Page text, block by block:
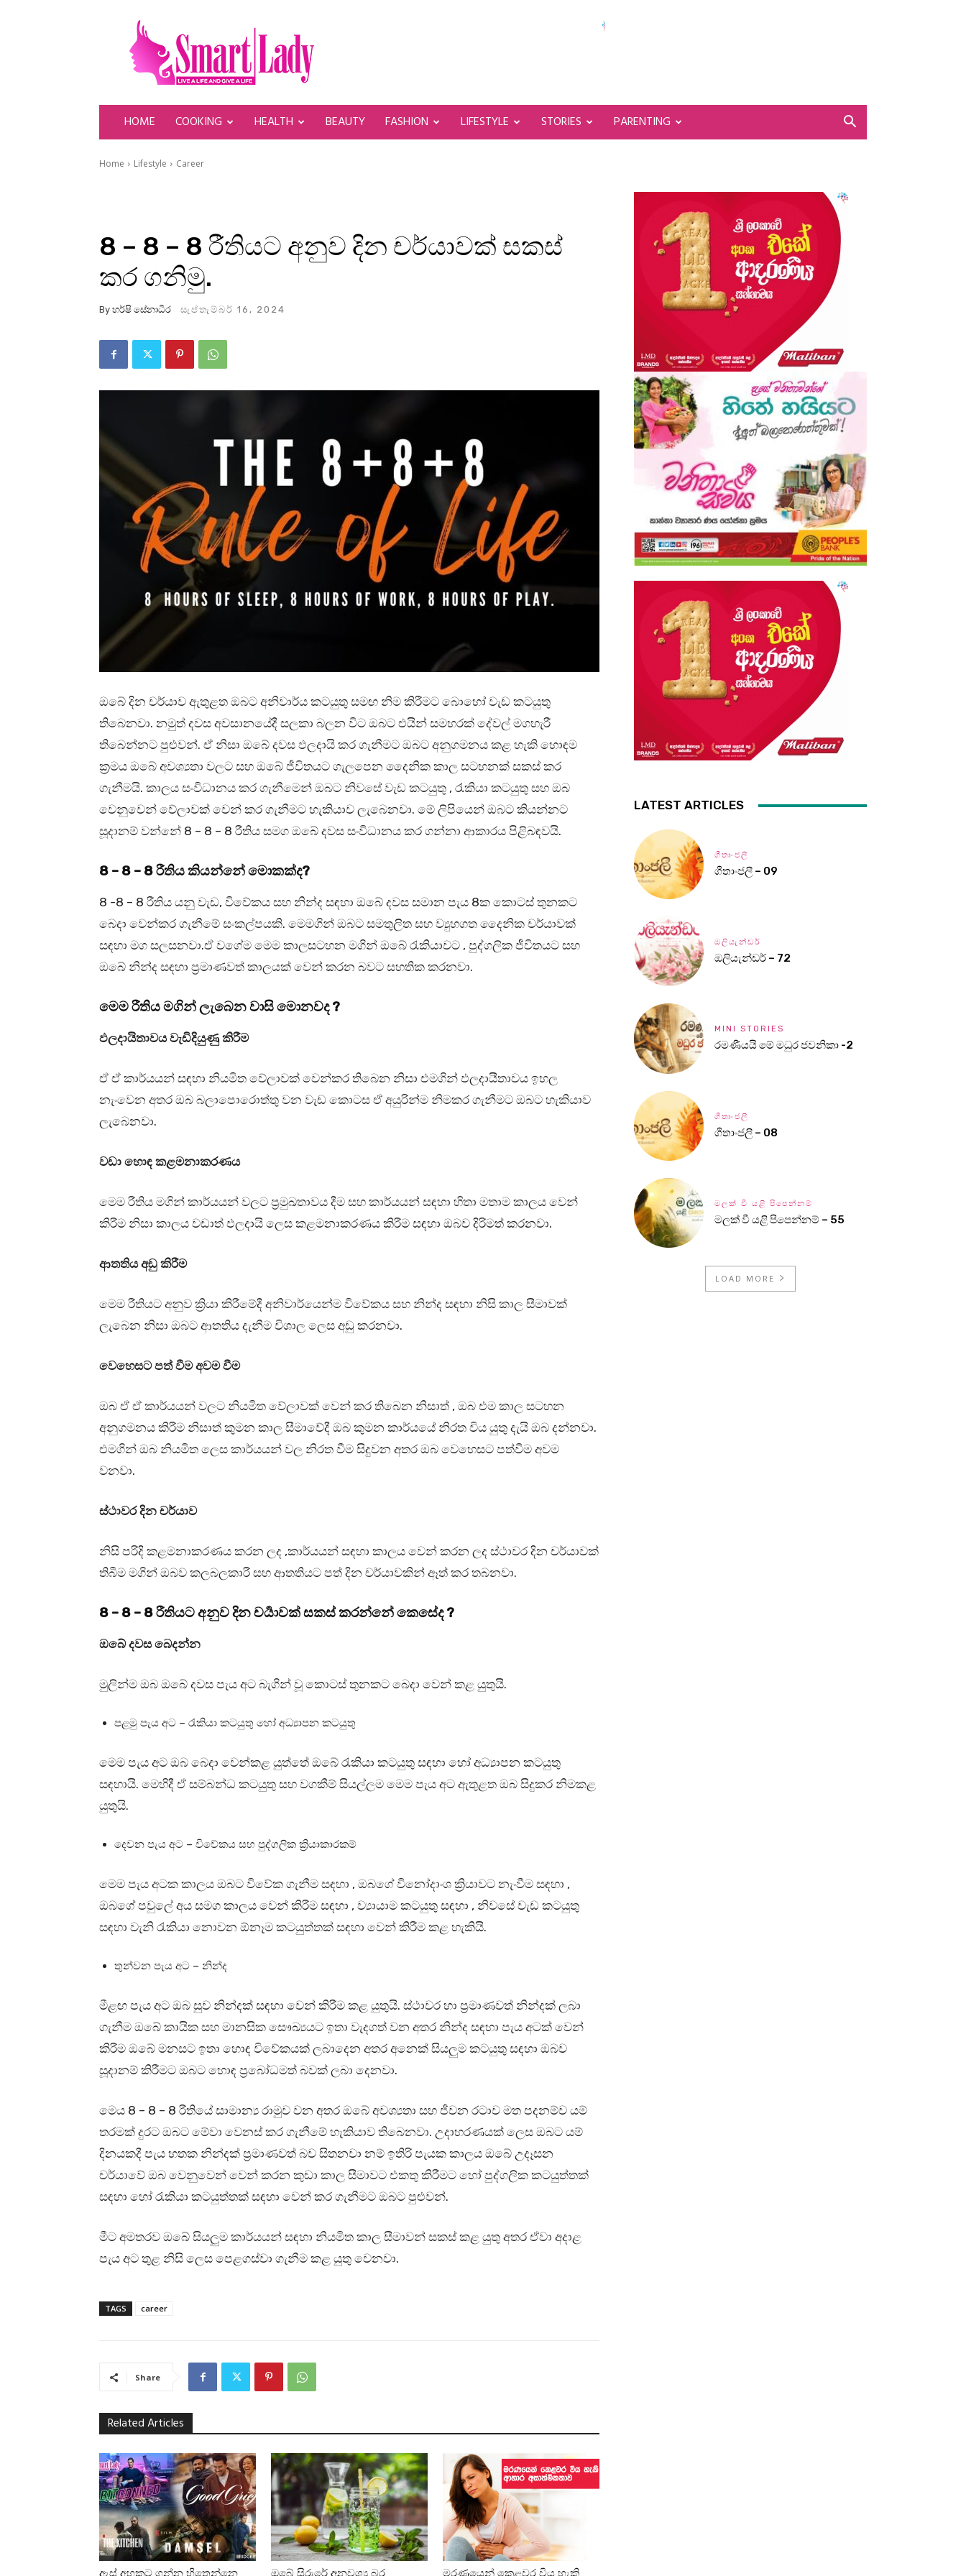
SmartLady
HOME COOKING HEALTH BEAUTY FASHION LIFESTYLE STORIES PARENTING
Home Lifestyle Career
8 – 8 – 8 රීතියට අනුව දින චර්යාවක් සකස්
කර ගනිමු.
By හර්ෂි සේනාධීර සැප්තැම්බර් 16, 2024
ඔබේ දින චර්යාව ඇතුළත ඔබට අනිවාර්ය කටයුතු සමඟ නිම කිරීමට බොහෝ වැඩ කටයුතු
තිබෙනවා. නමුත් දවස අවසානයේදී සලකා බලන විට ඔබට එයින් සමහරක් දේවල් මගහැරී
තිබෙන්නට පුළුවන්. ඒ නිසා ඔබේ දවස ඵලදායි කර ගැනීමට ඔබට අනුගමනය කළ හැකි හොඳම
ක්‍රමය ඔබේ අවශ්‍යතා වලට සහ ඔබේ ජීවිතයට ගැලපෙන දෛනික කාල සටහනක් සකස් කර
ගැනීමයි. කාලය සංවිධානය කර ගැනීමෙන් ඔබට නිවසේ වැඩ කටයුතු , රැකියා කටයුතු සහ ඔබ
වෙනුවෙන් වේලාවක් වෙන් කර ගැනීමට හැකියාව ලැබෙනවා. මේ ලිපියෙන් ඔබට කියන්නට
සූදානම් වන්නේ 8 – 8 – 8 රීතිය සමග ඔබේ දවස සංවිධානය කර ගන්නා ආකාරය පිළිබඳවයි.
8 – 8 – 8 රීතිය කියන්නේ මොකක්ද?
8 -8 – 8 රීතිය යනු වැඩ, විවේකය සහ නින්ද සඳහා ඔබේ දවස සමාන පැය 8ක කොටස් තුනකට
බෙදා වෙන්කර ගැනීමේ සංකල්පයකි. මෙමගින් ඔබට සමතුලිත සහ ව්‍යුහගත දෛනික චර්යාවක්
සඳහා මග සලසනවා.ඒ වගේම මෙම කාලසටහන මගින් ඔබේ රැකියාවට , පුද්ගලික ජීවිතයට සහ
ඔබේ නින්ද සඳහා ප්‍රමාණවත් කාලයක් වෙන් කරන බවට සහතික කරනවා.
මෙම රීතිය මගින් ලැබෙන වාසි මොනවද ?
ඵලදායිතාවය වැඩිදියුණු කිරීම
ඒ ඒ කාර්යයන් සඳහා නියමිත වේලාවක් වෙන්කර තිබෙන නිසා එමගින් ඵලදායීතාවය ඉහල
නැංවෙන අතර ඔබ බලාපොරොත්තු වන වැඩ කොටස ඒ අයුරින්ම නිමකර ගැනීමට ඔබට හැකියාව
ලැබෙනවා.
වඩා හොඳ කළමනාකරණය
මෙම රීතිය මගින් කාර්යයන් වලට ප්‍රමුඛතාවය දීම සහ කාර්යයන් සඳහා හිතා මතාම කාලය වෙන්
කිරීම නිසා කාලය වඩාත් ඵලදායි ලෙස කළමනාකරණය කිරීම සඳහා ඔබව දිරිමත් කරනවා.
ආතතිය අඩු කිරීම
මෙම රීතියට අනුව ක්‍රියා කිරීමේදී අනිවාර්යෙන්ම විවේකය සහ නින්ද සඳහා නිසි කාල සීමාවක්
ලැබෙන නිසා ඔබට ආතතිය දැනීම විශාල ලෙස අඩු කරනවා.
වෙහෙසට පත් වීම අවම වීම
ඔබ ඒ ඒ කාර්යයන් වලට නියමිත වේලාවක් වෙන් කර තිබෙන නිසාත් , ඔබ එම කාල සටහන
අනුගමනය කිරීම නිසාත් කුමන කාල සීමාවේදී ඔබ කුමන කාර්යයේ නිරත විය යුතු දැයි ඔබ දන්නවා.
එමගින් ඔබ නියමිත ලෙස කාර්යයන් වල නිරත වීම සිදුවන අතර ඔබ වෙහෙසට පත්වීම අවම
වනවා.
ස්ථාවර දින චර්යාව
නිසි පරිදි කළමනාකරණය කරන ලද ,කාර්යයන් සඳහා කාලය වෙන් කරන ලද ස්ථාවර දින චර්යාවක්
තිබීම මගින් ඔබව කලබලකාරී සහ ආතතියට පත් දින චර්යාවකින් ඈත් කර තබනවා.
8 – 8 – 8 රීතියට අනුව දින චර්‍යාවක් සකස් කරන්නේ කෙසේද ?
ඔබේ දවස බෙදන්න
මුලින්ම ඔබ ඔබේ දවස පැය අට බැගින් වූ කොටස් තුනකට බෙදා වෙන් කළ යුතුයි.
පළමු පැය අට – රැකියා කටයුතු හෝ අධ්‍යාපන කටයුතු
මෙම පැය අට ඔබ බෙදා වෙන්කළ යුත්තේ ඔබේ රැකියා කටයුතු සඳහා හෝ අධ්‍යාපන කටයුතු
සඳහායි. මෙහිදී ඒ සම්බන්ධ කටයුතු සහ වගකීම් සියල්ලම මෙම පැය අට ඇතුළත ඔබ සිදුකර නිමකළ
යුතුයි.
දෙවන පැය අට – විවේකය සහ පුද්ගලික ක්‍රියාකාරකම්
මෙම පැය අටක කාලය ඔබට විවේක ගැනීම සඳහා , ඔබගේ විනෝදාංශ ක්‍රියාවට නැංවීම සඳහා ,
ඔබගේ පවුලේ අය සමග කාලය වෙන් කිරීම සඳහා , ව්‍යායාම කටයුතු සඳහා , නිවසේ වැඩ කටයුතු
සඳහා වැනි රැකියා නොවන ඕනෑම කටයුත්තක් සඳහා වෙන් කිරීම කළ හැකියි.
තුන්වන පැය අට – නින්ද
මීළඟ පැය අට ඔබ සුව නින්දක් සඳහා වෙන් කිරීම කළ යුතුයි. ස්ථාවර හා ප්‍රමාණවත් නින්දක් ලබා
ගැනීම ඔබේ කායික සහ මානසික සෞඛ්‍යයට ඉතා වැදගත් වන අතර නින්ද සඳහා පැය අටක් වෙන්
කිරීම ඔබේ මනසට ඉතා හොඳ විවේකයක් ලබාදෙන අතර අනෙක් සියලුම කටයුතු සඳහා ඔබව
සූදානම් කිරීමට ඔබට හොඳ ප්‍රබෝධමත් බවක් ලබා දෙනවා.
මෙය 8 – 8 – 8 රීතියේ සාමාන්‍ය රාමුව වන අතර ඔබේ අවශ්‍යතා සහ ජීවන රටාව මත පදනම්ව යම්
තරමක් දුරට ඔබට මේවා වෙනස් කර ගැනීමේ හැකියාව තිබෙනවා. උදාහරණයක් ලෙස ඔබට යම්
දිනයකදී පැය හතක නින්දක් ප්‍රමාණවත් බව සිතනවා නම් ඉතිරි පැයක කාලය ඔබේ උදෑසන
චර්යාවේ ඔබ වෙනුවෙන් වෙන් කරන කුඩා කාල සීමාවට එකතු කිරීමට හෝ පුද්ගලික කටයුත්තක්
සඳහා හෝ රැකියා කටයුත්තක් සඳහා වෙන් කර ගැනීමට ඔබට පුළුවන්.
මීට අමතරව ඔබේ සියලුම කාර්යයන් සඳහා නියමිත කාල සීමාවන් සකස් කළ යුතු අතර ඒවා අදාළ
පැය අට තුළ නිසි ලෙස පෙළගස්වා ගැනීම කළ යුතු වෙනවා.
TAGS career
Share
Related Articles
ඇස් අහකට ගන්න හිතෙන්නෙ ඔබේ සිරුරේ අනවශ්‍ය බර මරණයෙන් කෙළවර විය හැකි
LATEST ARTICLES
ගීතාංජලී
ගීතාංජලී – 09
ඔලියැන්ඩර්
ඔලියැන්ඩර් – 72
MINI STORIES
රමණීයයි මේ මධුර ජවනිකා -2
ගීතාංජලී
ගීතාංජලී – 08
මලක් වී යළි පිපෙන්නම්
මලක් වී යළි පිපෙන්නම් – 55
LOAD MORE